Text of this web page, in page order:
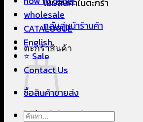
ไม่มีสินค้าในตะกร้า
กลับสู่หน้าร้านค้า
ตะกร้าสินค้า
ไม่มีสินค้าในตะกร้า
wholesale
CATALOGUE
English
⭐ Sale
Contact Us
ซื้อสินค้าขายส่ง
ค้นหา: